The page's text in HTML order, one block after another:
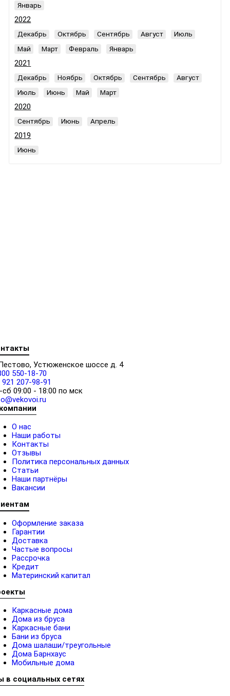
Январь
2022
Декабрь Октябрь Сентябрь Август
Июль
Май
Март Февраль Январь
2021
Декабрь Ноябрь Октябрь Сентябрь
Август
Июль
Июнь Май Март
2020
Сентябрь Июнь Апрель
2019
Июнь
Устюженское шоссе д. 4
550-18-70
921 207-98-91
сб 09:00 - 18:00 по мск
О нас
Наши работы
Контакты
Отзывы
Политика персональных данных
Статьи
Наши партнёры
Вакансии
Оформление заказа
Гарантии
Доставка
Частые вопросы
Рассрочка
Кредит
Материнский капитал
Каркасные дома
Дома из бруса
Каркасные бани
Бани из бруса
Дома шалаши/треугольные
Дома Барнхаус
Мобильные дома
в социальных сетях